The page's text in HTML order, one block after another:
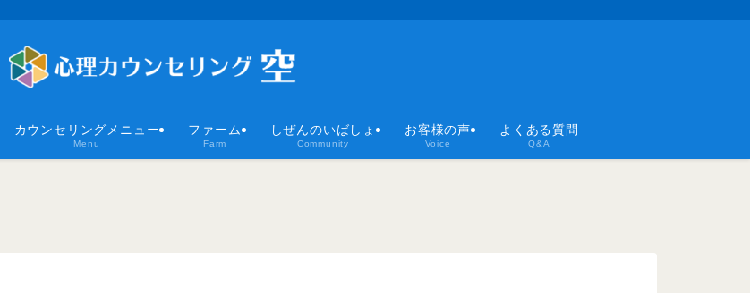
カウンセリングメニュー
Menu
ファーム
Farm
しぜんのいばしょ
Community
お客様の声
Voice
よくある質問
Q&A